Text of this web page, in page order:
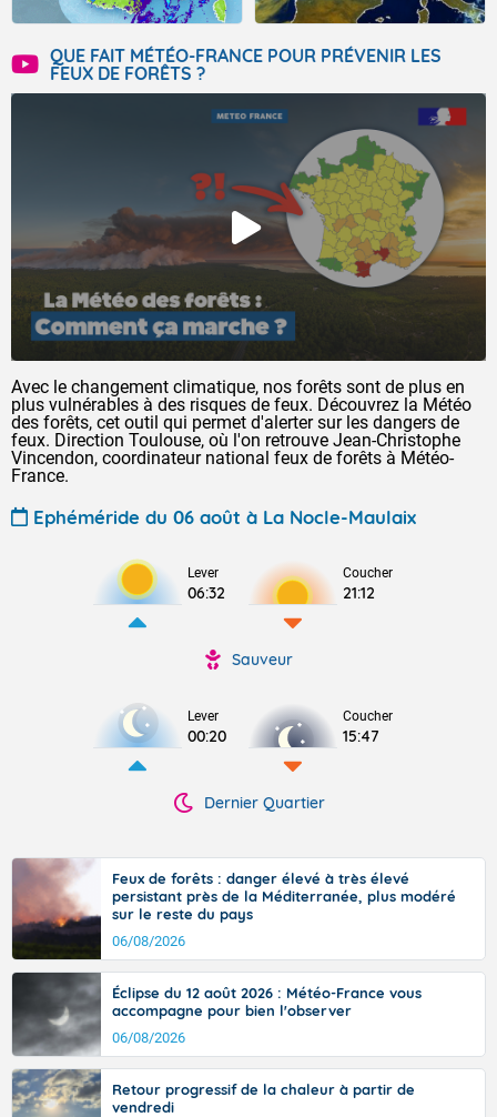
QUE FAIT MÉTÉO-FRANCE POUR PRÉVENIR LES
FEUX DE FORÊTS ?
Avec le changement climatique, nos forêts sont de plus en
plus vulnérables à des risques de feux. Découvrez la Météo
des forêts, cet outil qui permet d'alerter sur les dangers de
feux. Direction Toulouse, où l'on retrouve Jean-Christophe
Vincendon, coordinateur national feux de forêts à Météo-
France.
Ephéméride du 06 août à La Nocle-Maulaix
Lever
06:32
Coucher
21:12
Sauveur
Lever
00:20
Coucher
15:47
Dernier Quartier
Feux de forêts : danger élevé à très élevé
persistant près de la Méditerranée, plus modéré
sur le reste du pays
06/08/2026
Éclipse du 12 août 2026 : Météo-France vous
accompagne pour bien l'observer
06/08/2026
Retour progressif de la chaleur à partir de
vendredi